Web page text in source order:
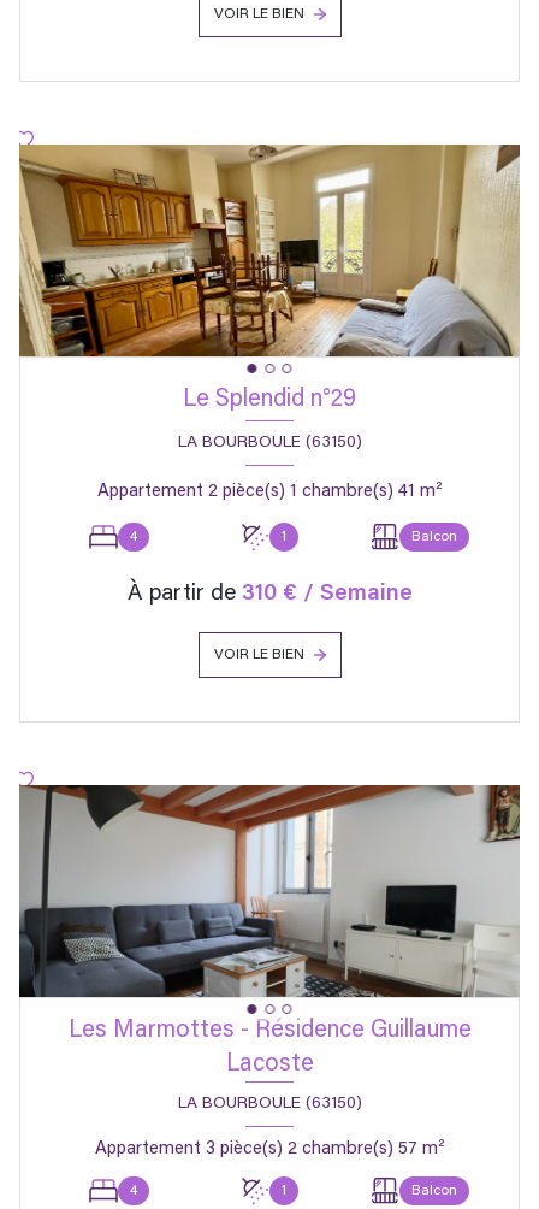
VOIR LE BIEN
Le Splendid n°29
LA BOURBOULE (63150)
Appartement 2 pièce(s) 1 chambre(s) 41 m²
4 1 Balcon
À partir de310 € / Semaine
VOIR LE BIEN
Les Marmottes - Résidence Guillaume
Lacoste
LA BOURBOULE (63150)
Appartement 3 pièce(s) 2 chambre(s) 57 m²
4 1 Balcon